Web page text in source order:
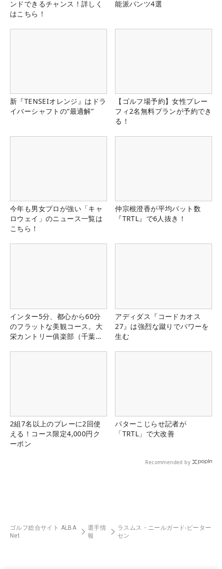
ンドできるチャンス！詳しく
はこちら！
能派パンツ4選
新『TENSEIオレンジ』はドラ
イバーシャフトの“最適解”
【ゴルフ場予約】女性プレー
フィ2名無料プランが予約でき
る！
今年も男女プロが強い「キャ
ロウェイ」のニュース一覧は
こちら！
仲宗根澄香が平均パット数
『TRTL』で6人抜き！
インター5分、都心から60分
のフラットな美観コース。大
栄カントリー俱楽部（千葉
アディダス『コードカオス
27』は強烈な蹴りでパワーを
生む
2組7名以上のプレーに2回使
える！コース限定4,000円ク
ーポン
パターこじらせ記者が
「TRTL」で大改善
Recommended by
ゴルフ総合サイト ALBA
Net
選手情
報
ラスムス・ニールガード-ピーター
セン